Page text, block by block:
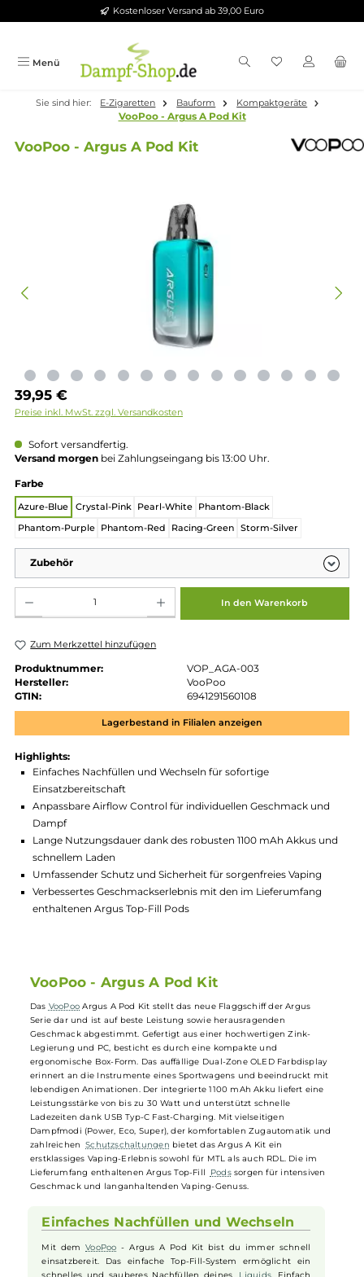
Zum Hauptinhalt springenKostenloser Versand ab 39,00 Euro
Menü
E-Zigaretten Bauform
39,95 €
Preise inkl. MwSt. zzgl. Versandkosten
Sofort versandfertig.
Versand morgenbei Zahlungseingang bis 13:00 Uhr.
auswählen
Azure-Blue
Phantom-Purple Phantom-Red Racing-Green Storm-Silver
In den Warenkorb
Zum Merkzettel hinzufügen
Hersteller:
GTIN: 6941291560108
Lagerbestand in Filialen anzeigen
Highlights:
Einfaches Nachfüllen und Wechseln für sofortige
Einsatzbereitschaft
Anpassbare Airflow Control für individuellen Geschmack
Dampf
Verbessertes Geschmackserlebnis mit den im Lieferumfang
enthaltenen Argus Top-Fill Pods
VooPoo - Argus A Pod Kit
DasVooPooArgus A Pod Kit stellt das neue Flaggschiff der Argus
Serie dar und ist auf beste Leistung sowie herausragenden
Geschmack abgestimmt. Gefertigt aus einer hochwertigen Zink-
Legierung und PC, besticht es durch eine kompakte und
ergonomische Box-Form. Das auffällige Dual-Zone OLED Farbdisplay
Leistungsstärke von bis zu 30 Watt und unterstützt schnelle
Ladezeiten dank USB Typ-C Fast-Charging. Mit vielseitigen
Dampfmodi (Power, Eco, Super), der komfortablen Zugautomatik
zahlreichen Schutzschaltungenbietet das Argus A Kit ein